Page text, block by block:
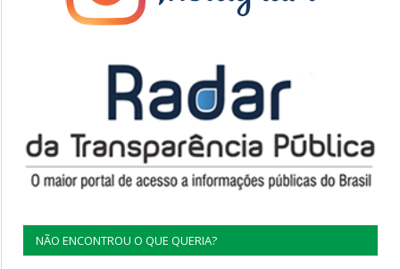
NÃO ENCONTROU O QUE QUERIA?